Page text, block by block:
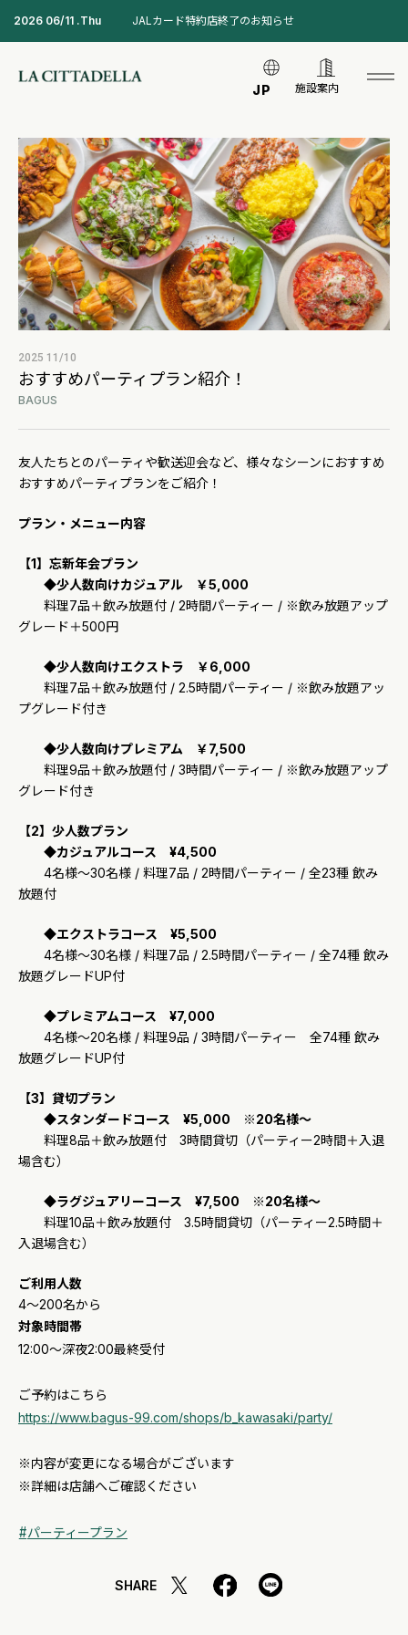
2026 06/11 .Thu JALカード特約店終了のお知らせ
JP 施設案内
2025 11/10
おすすめパーティプラン紹介！
BAGUS
友人たちとのパーティや歓送迎会など、様々なシーンにおすすめ
おすすめパーティプランをご紹介！
プラン・メニュー内容
【1】忘新年会プラン
◆少人数向けカジュアル ￥5,000
料理7品＋飲み放題付 / 2時間パーティー / ※飲み放題アップ
グレード＋500円
◆少人数向けエクストラ ￥6,000
料理7品＋飲み放題付 / 2.5時間パーティー / ※飲み放題アッ
プグレード付き
◆少人数向けプレミアム ￥7,500
料理9品＋飲み放題付 / 3時間パーティー / ※飲み放題アップ
グレード付き
【2】少人数プラン
◆カジュアルコース ¥4,500
4名様〜30名様 / 料理7品 / 2時間パーティー / 全23種 飲み
放題付
◆エクストラコース ¥5,500
4名様〜30名様 / 料理7品 / 2.5時間パーティー / 全74種 飲み
放題グレードUP付
◆プレミアムコース ¥7,000
4名様〜20名様 / 料理9品 / 3時間パーティー 全74種 飲み
放題グレードUP付
【3】貸切プラン
◆スタンダードコース ¥5,000 ※20名様～
料理8品＋飲み放題付 3時間貸切（パーティー2時間＋入退
場含む）
◆ラグジュアリーコース ¥7,500 ※20名様～
料理10品＋飲み放題付 3.5時間貸切（パーティー2.5時間＋
入退場含む）
ご利用人数
4～200名から
対象時間帯
12:00～深夜2:00最終受付
ご予約はこちら
https://www.bagus-99.com/shops/b_kawasaki/party/
※内容が変更になる場合がございます
※詳細は店舗へご確認ください
パーティープラン
SHARE